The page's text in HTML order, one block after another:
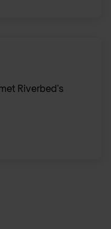
Riverbed's